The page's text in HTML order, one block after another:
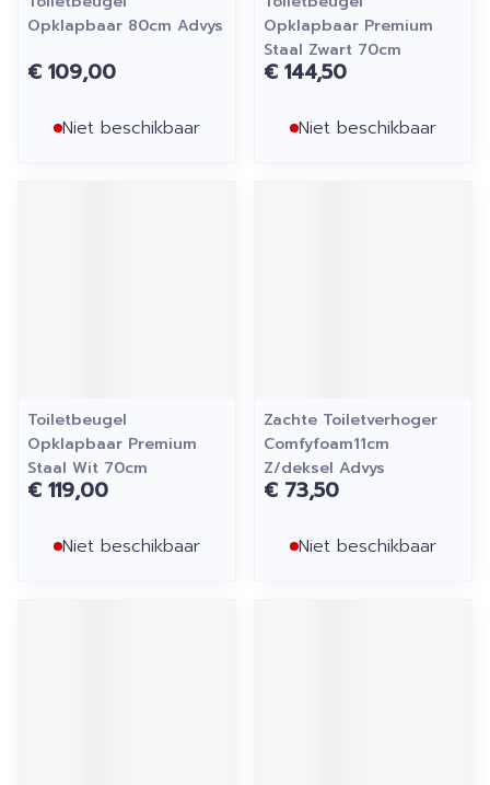
Opklapbaar 80cm Advys
€ 109,00
Niet beschikbaar
Opklapbaar Premium
Staal Zwart 70cm
€ 144,50
Niet beschikbaar
Toiletbeugel
Opklapbaar Premium
Staal Wit 70cm
€ 119,00
Niet beschikbaar
Zachte Toiletverhoger
Comfyfoam11cm
Z/deksel Advys
€ 73,50
Niet beschikbaar